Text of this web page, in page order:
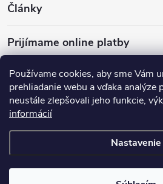
Používame cookies, aby sme Vám
prehliadanie webu a vďaka analýze
neustále zlepšovali jeho funkcie,
informácií
Nastavenie
Články
Prijímame online platby
nastavenie